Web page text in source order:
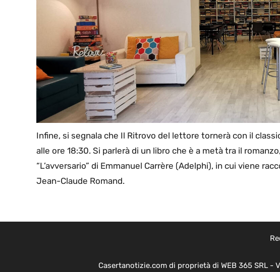
Infine, si segnala che Il Ritrovo del lettore tornerà con il
alle ore 18:30. Si parlerà di un libro che è a metà tra il
“L’avversario” di Emmanuel Carrère (Adelphi), in cui viene
Jean-Claude Romand.
Casertanotizie.com di proprietà di WEB 365 SRL -